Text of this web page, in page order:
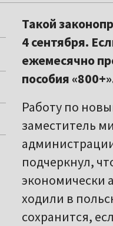
Такой
4 сентября.
ежемесячно
пособия
Работу по
заместитель
подчеркнул,
экономически
ходили в
сохранится,